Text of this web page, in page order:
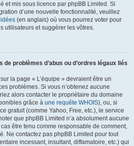
et mis sous licence par phpBB Limited. Si
d’une nouvelle fonctionnalité, veuillez
(en anglais) où vous pourrez voter pour
utilisateurs et suggérer les vôtres.
problèmes d’abus ou d’ordres légaux liés
la page « L’équipe » devraient être un
problèmes. Si vous n’obtenez aucune
alors contacter le propriétaire du domaine
grâce à une requête WHOIS), ou, si
gratuit (comme Yahoo, Free, etc.), le service
que phpBB Limited n’a absolument aucune
être tenu comme responsable de comment,
Ne contactez pas phpBB Limited pour tout
incessant, insultant, diffamatoire, etc.) qui